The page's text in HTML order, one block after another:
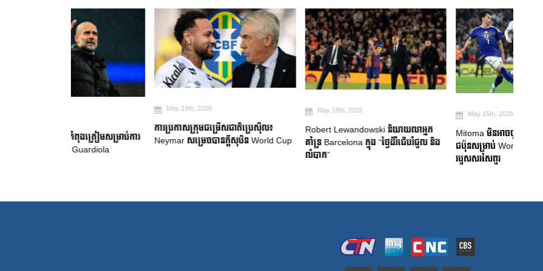
ការប្រកាសក្រុមជម្រើសជាតិប្រេស៊ីល៖
Neymar សម្រេចបានក្តីសុបិន World Cup
Robert Lewandowski និយាយលាអ្នក
គាំទ្រ Barcelona ក្នុង “ថ្ងៃដ៏រំជើបរំជួល និង
Mitoma មិនអាចចូលរួមក្នុងក្រុមជម្រើសជាតិ
ជប៉ុនសម្រាប់ World Cup 2026 ដោយសារ